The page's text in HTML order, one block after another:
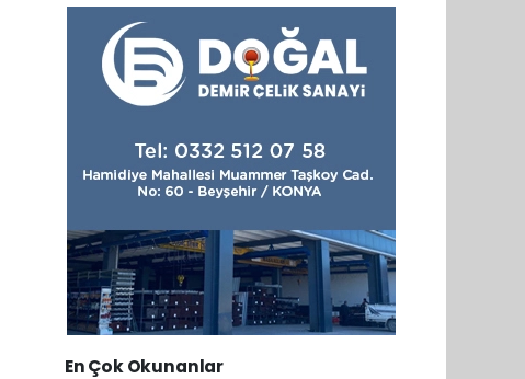
En Çok Okunanlar